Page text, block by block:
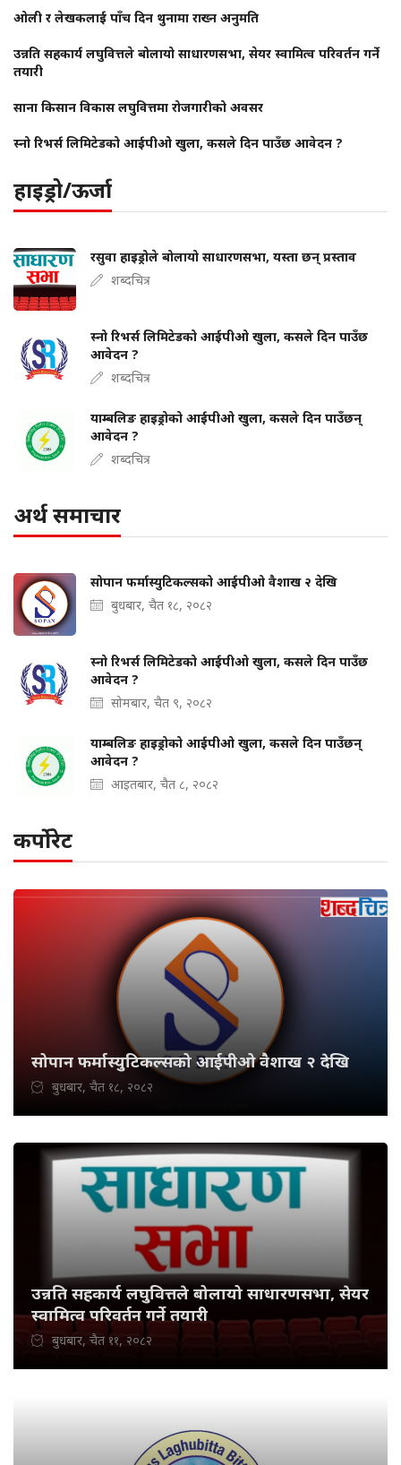
ओली र लेखकलाई पाँच दिन थुनामा राख्न अनुमति
उन्नति सहकार्य लघुवित्तले बोलायो साधारणसभा, सेयर स्वामित्व परिवर्तन गर्ने
तयारी
साना किसान विकास लघुवित्तमा रोजगारीको अवसर
स्नो रिभर्स लिमिटेडको आईपीओ खुला, कसले दिन पाउँछ आवेदन ?
हाइड्रो/ऊर्जा
रसुवा हाइड्रोले बोलायो साधारणसभा, यस्ता छन् प्रस्ताव
शब्दचित्र
स्नो रिभर्स लिमिटेडको आईपीओ खुला, कसले दिन पाउँछ
आवेदन ?
शब्दचित्र
याम्बलिङ हाइड्रोको आईपीओ खुला, कसले दिन पाउँछन्
आवेदन ?
शब्दचित्र
अर्थ समाचार
सोपान फर्मास्युटिकल्सको आईपीओ वैशाख २ देखि
बुधबार, चैत १८, २०८२
स्नो रिभर्स लिमिटेडको आईपीओ खुला, कसले दिन पाउँछ
आवेदन ?
सोमबार, चैत ९, २०८२
याम्बलिङ हाइड्रोको आईपीओ खुला, कसले दिन पाउँछन्
आवेदन ?
आइतबार, चैत ८, २०८२
कर्पोरेट
सोपान फर्मास्युटिकल्सको आईपीओ वैशाख २ देखि
बुधबार, चैत १८, २०८२
उन्नति सहकार्य लघुवित्तले बोलायो साधारणसभा, सेयर
स्वामित्व परिवर्तन गर्ने तयारी
बुधबार, चैत ११, २०८२